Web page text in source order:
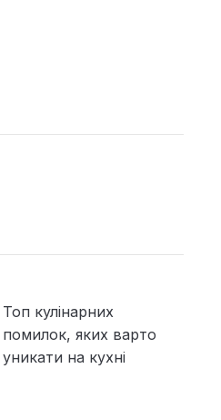
Топ кулінарних
помилок, яких варто
уникати на кухні